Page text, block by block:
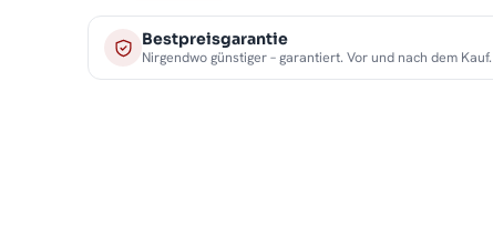
Bestpreisgarantie
Nirgendwo günstiger – garantiert. Vor und nach dem Kauf.